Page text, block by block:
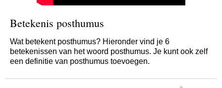
Betekenis posthumus
Wat betekent posthumus? Hieronder vind je 6
betekenissen van het woord posthumus. Je kunt ook zelf
een definitie van posthumus toevoegen.